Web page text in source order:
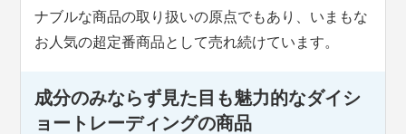
ナブルな商品の取り扱いの原点でもあり、いまもな
お人気の超定番商品として売れ続けています。
成分のみならず見た目も魅力的なダイシ
ョートレーディングの商品